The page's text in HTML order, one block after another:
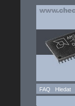
FAQ Hledat